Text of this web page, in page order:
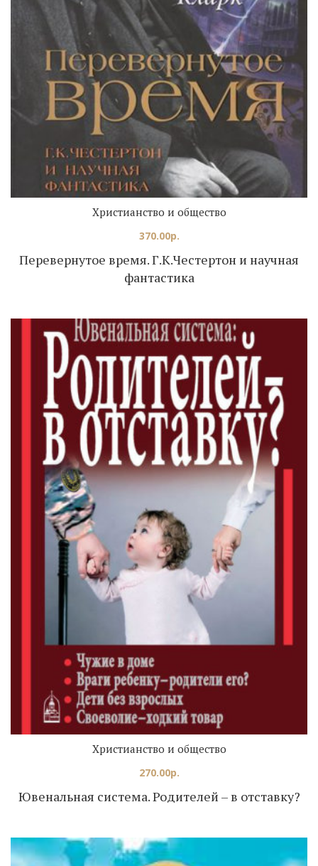
Перевернутое время. Г.К.Честертон и научная
фантастика
Христианство и общество
370.00р.
Ювенальная система. Родителей – в отставку?
Христианство и общество
270.00р.